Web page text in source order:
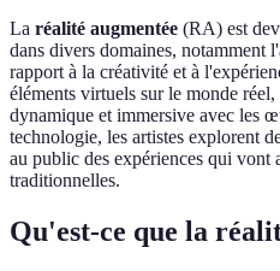
La réalité augmentée (RA) est
dans divers domaines, notamment
rapport à la créativité et à
éléments virtuels sur le monde
dynamique et immersive avec les
technologie, les artistes explorent
au public des expériences qui vont
traditionnelles.
Qu'est-ce que la